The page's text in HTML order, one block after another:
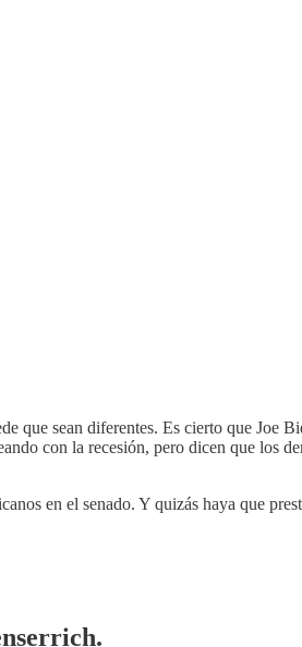
que sean diferentes. Es cierto que Joe
con la recesión, pero dicen que los
en el senado. Y quizás haya que